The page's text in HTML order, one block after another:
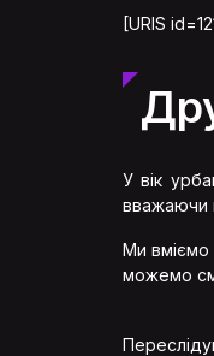
[URIS
У вік
вважаючи
Ми вміємо
можемо